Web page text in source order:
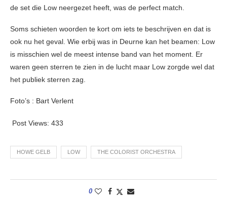
de set die Low neergezet heeft, was de perfect match.
Soms schieten woorden te kort om iets te beschrijven en dat is
ook nu het geval. Wie erbij was in Deurne kan het beamen: Low
is misschien wel de meest intense band van het moment. Er
waren geen sterren te zien in de lucht maar Low zorgde wel dat
het publiek sterren zag.
Foto’s : Bart Verlent
Post Views: 433
HOWE GELB LOW THE COLORIST ORCHESTRA
0